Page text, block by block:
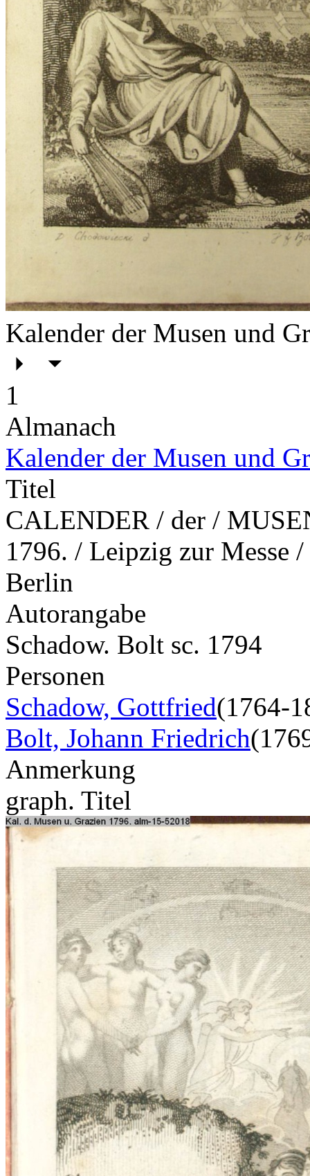
Kalender der Musen und
1
Almanach
Kalender der Musen und
Titel
CALENDER / der /
1796. / Leipzig zur Messe
Berlin
Autorangabe
Schadow. Bolt sc. 1794
Personen
Schadow, Gottfried(1764-
Bolt, Johann Friedrich
Anmerkung
graph. Titel